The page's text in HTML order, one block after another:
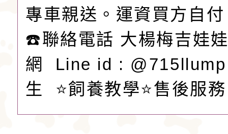
專車親送。運資買方自
☎️聯絡電話 大楊梅吉娃
網 Line id :
生 ⭐️飼養教學⭐️售後服務